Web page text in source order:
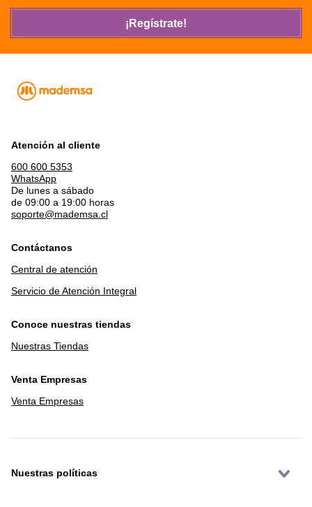
¡Regístrate!
Atención al cliente
600 600 5353
WhatsApp
De lunes a sábado
de 09:00 a 19:00 horas
soporte@mademsa.cl
Contáctanos
Central de atención
Servicio de Atención Integral
Conoce nuestras tiendas
Nuestras Tiendas
Venta Empresas
Venta Empresas
Nuestras políticas